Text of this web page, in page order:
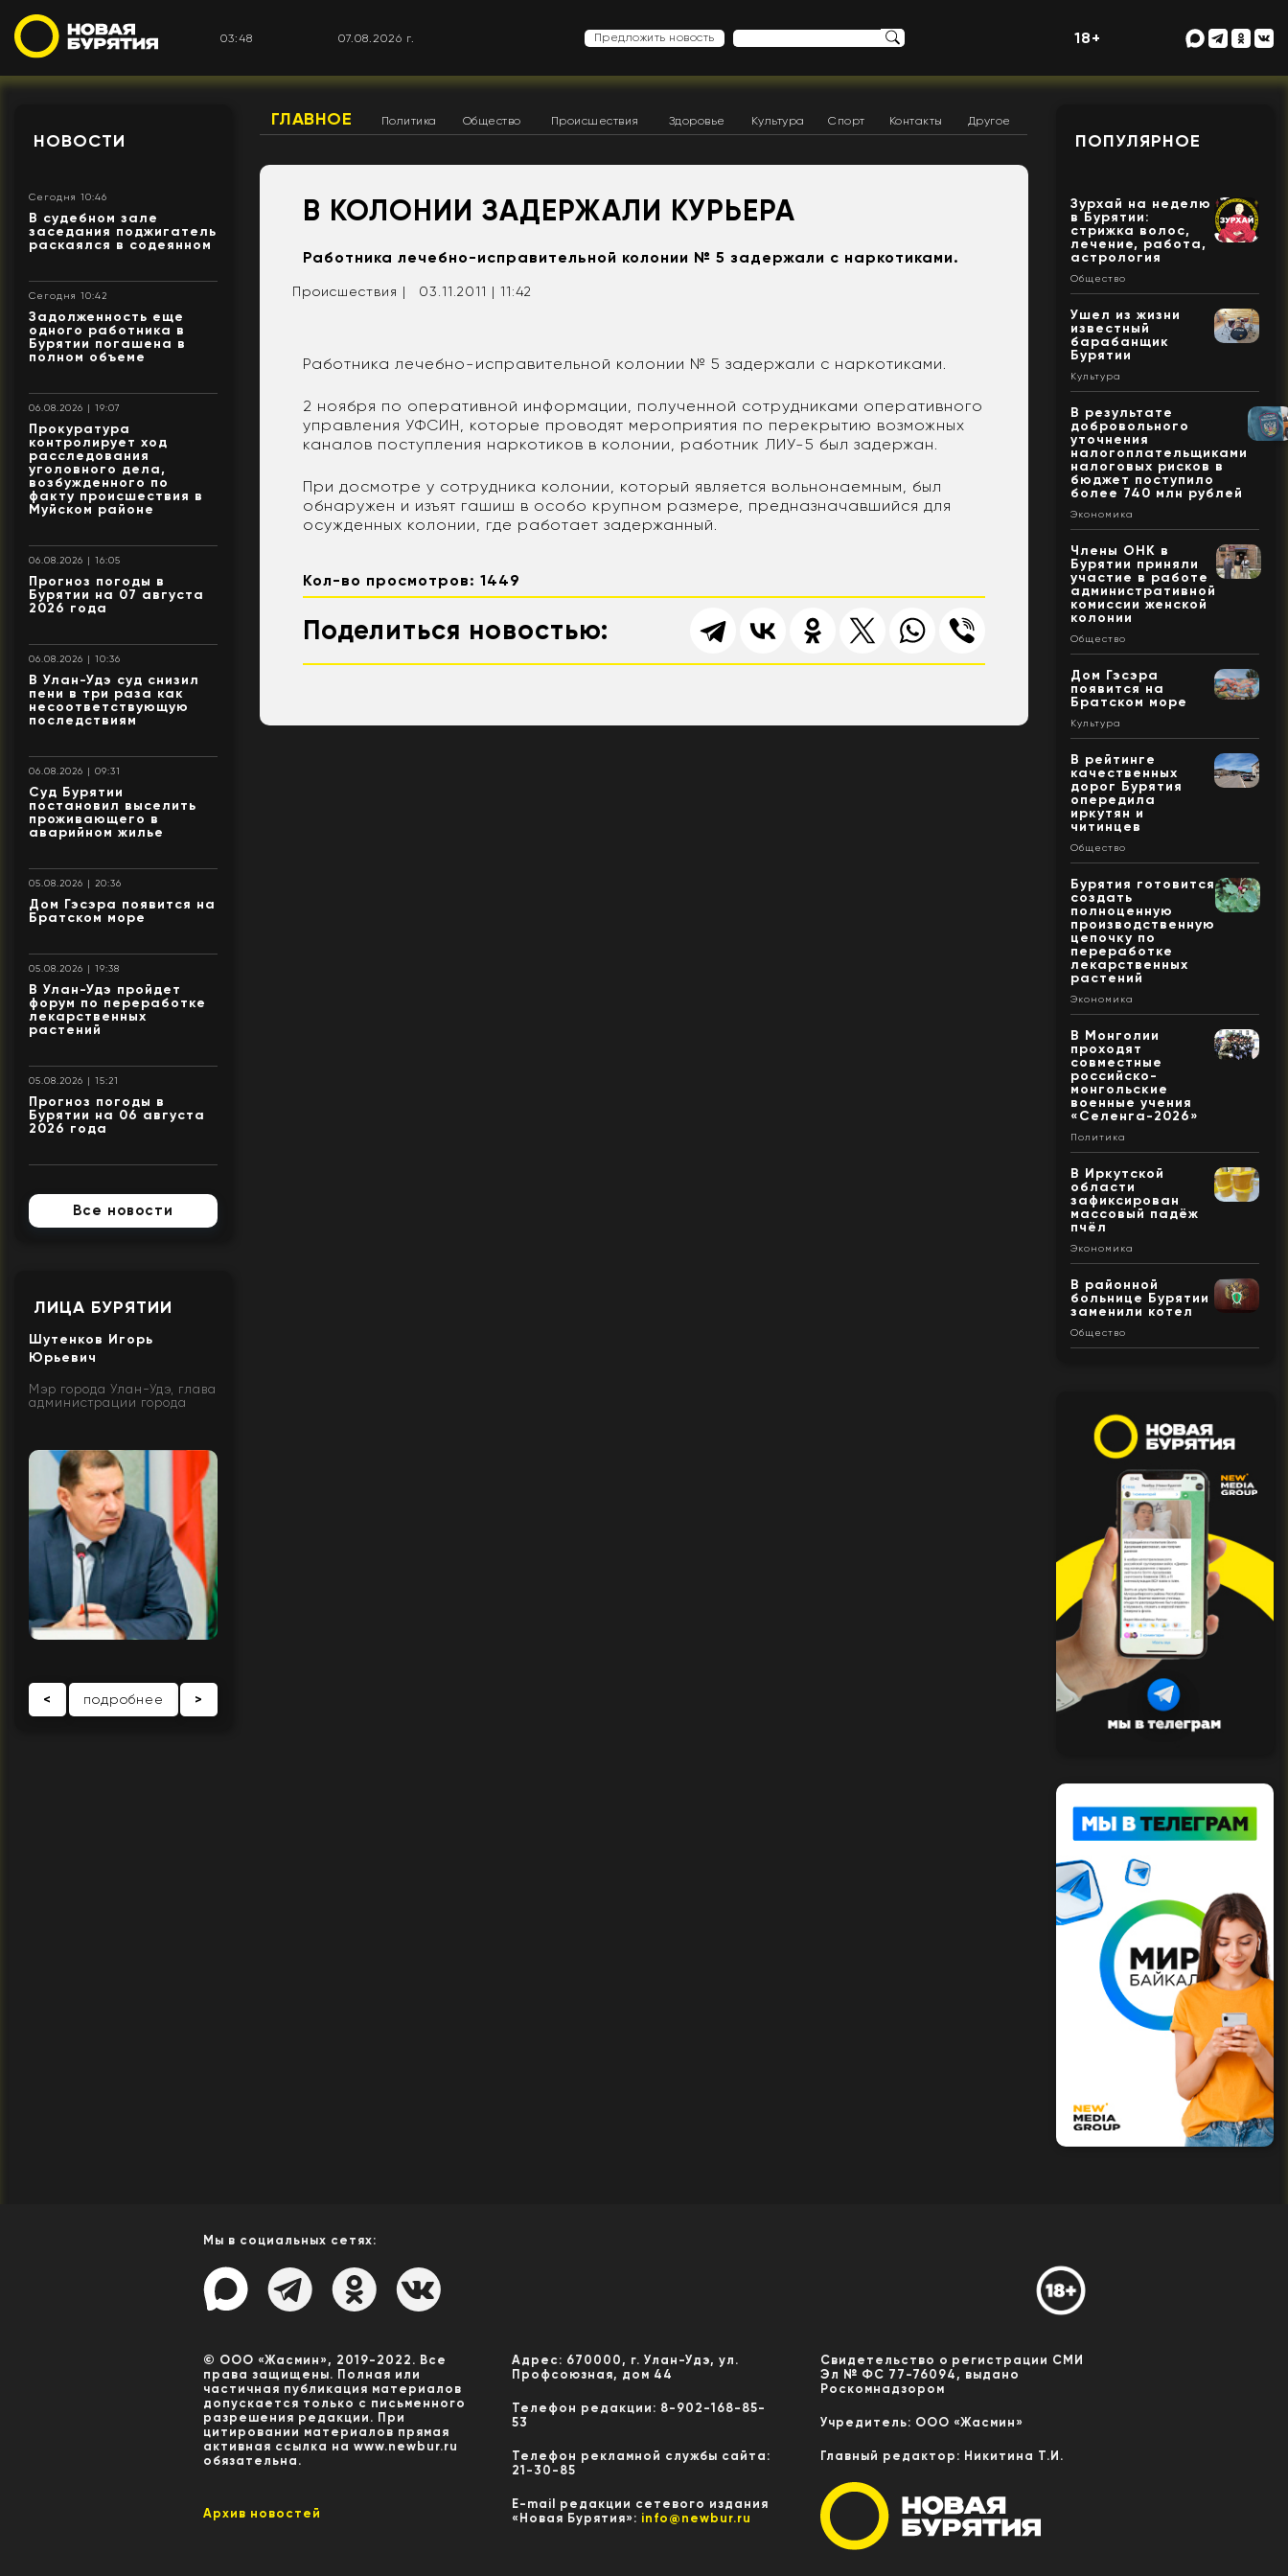
03:48 07.08.2026 г. Предложить новость 18+
НОВОСТИ
Сегодня 10:46
В судебном зале
заседания поджигатель
раскаялся в содеянном
Сегодня 10:42
Задолженность еще
одного работника в
Бурятии погашена в
полном объеме
06.08.2026 | 19:07
Прокуратура
контролирует ход
расследования
уголовного дела,
возбужденного по
факту происшествия в
Муйском районе
06.08.2026 | 16:05
Прогноз погоды в
Бурятии на 07 августа
2026 года
06.08.2026 | 10:36
В Улан-Удэ суд снизил
пени в три раза как
несоответствующую
последствиям
06.08.2026 | 09:31
Суд Бурятии
постановил выселить
проживающего в
аварийном жилье
05.08.2026 | 20:36
Дом Гэсэра появится на
Братском море
05.08.2026 | 19:38
В Улан-Удэ пройдет
форум по переработке
лекарственных
растений
05.08.2026 | 15:21
Прогноз погоды в
Бурятии на 06 августа
2026 года
Все новости
ЛИЦА БУРЯТИИ
Шутенков Игорь
Юрьевич
Мэр города Улан-Удэ, глава
администрации города
< подробнее >
ГЛАВНОЕ Политика Общество Происшествия Здоровье Культура Спорт Контакты Другое
В КОЛОНИИ ЗАДЕРЖАЛИ КУРЬЕРА
Работника лечебно-исправительной колонии № 5 задержали с наркотиками.
Происшествия | 03.11.2011 | 11:42
Работника лечебно-исправительной колонии № 5 задержали с наркотиками.
2 ноября по оперативной информации, полученной сотрудниками оперативного
управления УФСИН, которые проводят мероприятия по перекрытию возможных
каналов поступления наркотиков в колонии, работник ЛИУ-5 был задержан.
При досмотре у сотрудника колонии, который является вольнонаемным, был
обнаружен и изъят гашиш в особо крупном размере, предназначавшийся для
осужденных колонии, где работает задержанный.
Кол-во просмотров: 1449
Поделиться новостью:
ПОПУЛЯРНОЕ
Зурхай на неделю
в Бурятии:
стрижка волос,
лечение, работа,
астрология
Общество
Ушел из жизни
известный
барабанщик
Бурятии
Культура
В результате
добровольного
уточнения
налогоплательщиками
налоговых рисков в
бюджет поступило
более 740 млн рублей
Экономика
Члены ОНК в
Бурятии приняли
участие в работе
административной
комиссии женской
колонии
Общество
Дом Гэсэра
появится на
Братском море
Культура
В рейтинге
качественных
дорог Бурятия
опередила
иркутян и
читинцев
Общество
Бурятия готовится
создать
полноценную
производственную
цепочку по
переработке
лекарственных
растений
Экономика
В Монголии
проходят
совместные
российско-
монгольские
военные учения
«Селенга-2026»
Политика
В Иркутской
области
зафиксирован
массовый падёж
пчёл
Экономика
В районной
больнице Бурятии
заменили котел
Общество
Мы в социальных сетях:
© ООО «Жасмин», 2019-2022. Все
права защищены. Полная или
частичная публикация материалов
допускается только с письменного
разрешения редакции. При
цитировании материалов прямая
активная ссылка на www.newbur.ru
обязательна.
Архив новостей
Адрес: 670000, г. Улан-Удэ, ул.
Профсоюзная, дом 44
Телефон редакции: 8-902-168-85-
53
Телефон рекламной службы сайта:
21-30-85
E-mail редакции сетевого издания
«Новая Бурятия»: info@newbur.ru
Свидетельство о регистрации СМИ
Эл № ФС 77-76094, выдано
Роскомнадзором
Учредитель: ООО «Жасмин»
Главный редактор: Никитина Т.И.